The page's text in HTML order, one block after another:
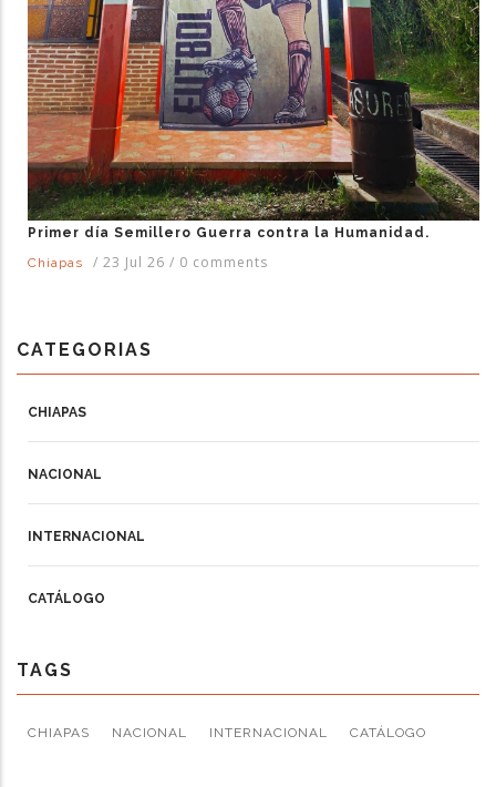
Primer día Semillero Guerra contra la Humanidad.
Chiapas
/ 23 Jul 26 / 0 comments
CATEGORIAS
CHIAPAS
NACIONAL
INTERNACIONAL
CATÁLOGO
TAGS
CHIAPAS NACIONAL INTERNACIONAL CATÁLOGO